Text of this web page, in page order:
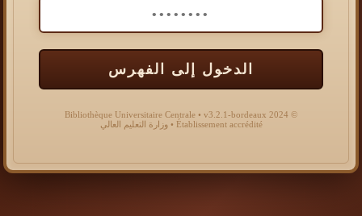
الدخول إلى الفهرس
© 2024 Bibliothèque Universitaire Centrale • v3.2.1-bordeaux
Établissement accrédité • وزارة التعليم العالي